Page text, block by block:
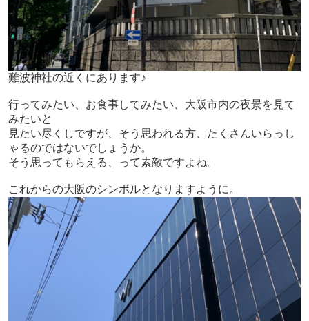
難波神社の近くにあります♪
行ってみたい、お食事してみたい、大阪市内の夜景を見て
みたいと
見たい尽くしですが、そう思われる方、たくさんいらっし
ゃるのではないでしょうか。
そう思ってもらえる、って素敵ですよね。
これからの大阪のシンボルとなりますように。